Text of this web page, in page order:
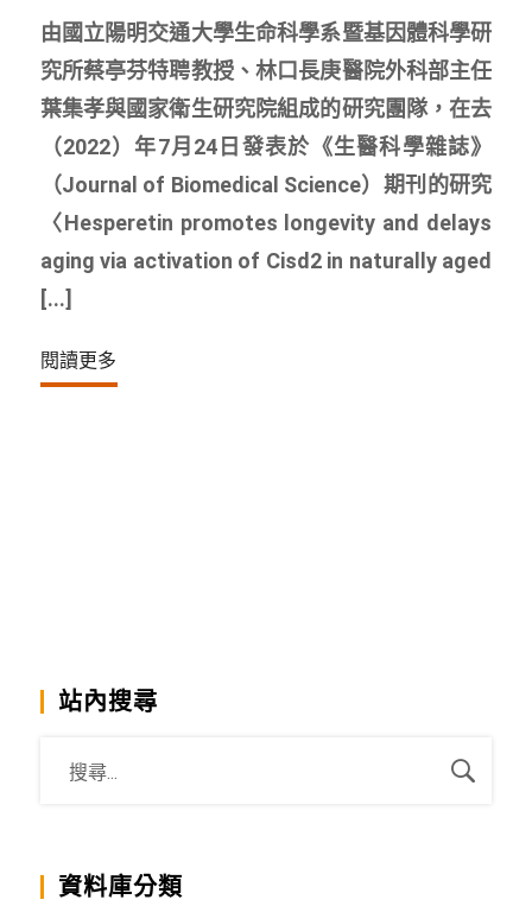
由國立陽明交通大學生命科學系暨基因體科學研
究所蔡亭芬特聘教授、林口長庚醫院外科部主任
葉集孝與國家衛生研究院組成的研究團隊，在去
（2022）年7月24日發表於《生醫科學雜誌》
（Journal of Biomedical Science）期刊的研究
〈Hesperetin promotes longevity and delays
aging via activation of Cisd2 in naturally aged
[...]
閱讀更多
站內搜尋
資料庫分類